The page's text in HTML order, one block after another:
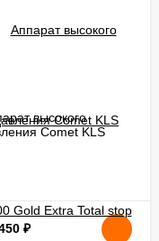
высокого
Comet KLS
₽